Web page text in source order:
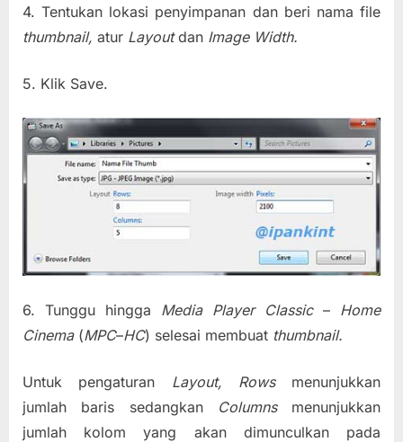
4. Tentukan lokasi penyimpanan dan beri nama file
thumbnail, atur Layoutdan Image Width.
5. Klik Save.
6. Tunggu hingga Media Player Classic– Home
Cinema(MPC–HC) selesai membuat thumbnail.
Untuk pengaturan Layout, Rowsmenunjukkan
jumlah baris sedangkan
Columnsmenunjukkan
jumlah kolom yang akan dimunculkan pada